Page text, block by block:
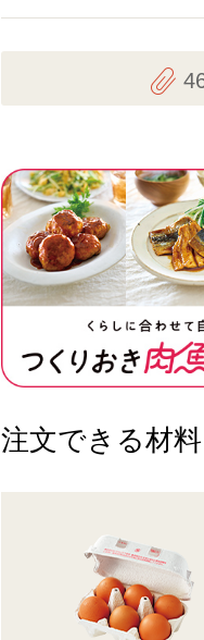
注文できる材料